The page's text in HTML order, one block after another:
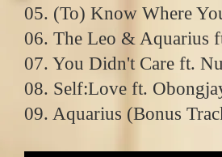
05. (To) Know Where
06. The Leo & Aquarius
07. You Didn't Care ft.
08. Self:Love ft.
09. Aquarius (Bonus